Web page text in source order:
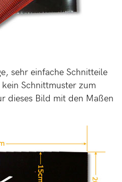
sehr einfache Schnitteile
Schnittmuster zum
dieses Bild mit den Maßen